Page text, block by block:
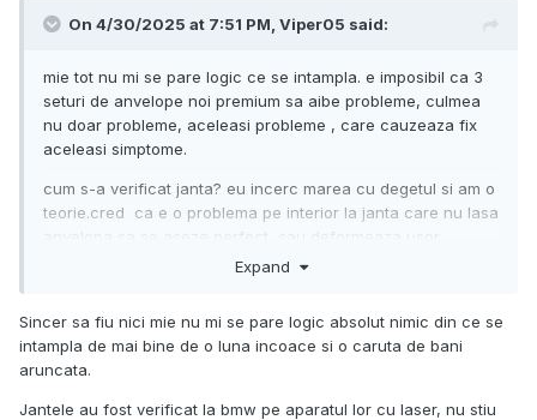
On 4/30/2025 at 7:51 PM, Viper05 said:
mie tot nu mi se pare logic ce se intampla. e imposibil ca 3
seturi de anvelope noi premium sa aibe probleme, culmea
nu doar probleme, aceleasi probleme , care cauzeaza fix
aceleasi simptome.
cum s-a verificat janta? eu incerc marea cu degetul si am o
teorie.cred ca e o problema pe interior la janta care nu lasa
anvelopa sa se aseze perfect, sau deformeaza usor
intre ele sa vezi ce sa intampla? nu stiu de ce dar tind sa
cred ca de puneai anvelopa de pe stanga spate( cea cu
probleme) pe janta dreapta spate ar fi fost ok
Expand
Sincer sa fiu nici mie nu mi se pare logic absolut nimic din ce se
intampla de mai bine de o luna incoace si o caruta de bani
aruncata.
Jantele au fost verificat la bmw pe aparatul lor cu laser, nu stiu